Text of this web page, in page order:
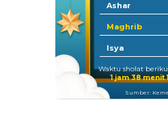
Ashar
Maghrib
Isya
Waktu sholat
1 jam 38 menit
Sumber: